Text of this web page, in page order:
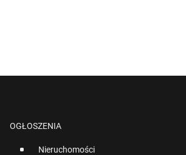
OGŁOSZENIA
Nieruchomości